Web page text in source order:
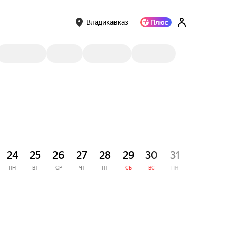
Владикавказ
24
ПН
25
ВТ
26
СР
27
ЧТ
28
ПТ
29
СБ
30
ВС
31
ПН